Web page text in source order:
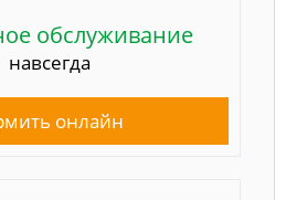
обслуживание
навсегда
онлайн